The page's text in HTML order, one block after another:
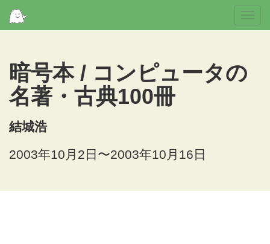
暗号本 / コンピュータの
名著・古典100冊
結城浩
2003年10月2日〜2003年10月16日